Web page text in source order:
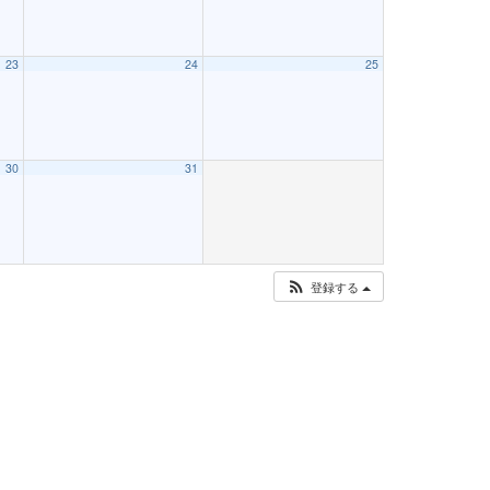
23 24 25
30 31
登録する